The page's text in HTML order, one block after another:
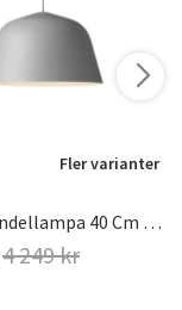
Fler varianter
Ambit Pendellampa 40 Cm - Grey
4 249 kr